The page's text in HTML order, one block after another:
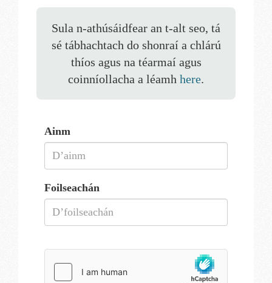
Sula n-athúsáidfear an t-alt seo, tá
sé tábhachtach do shonraí a chlárú
thíos agus na téarmaí agus
coinníollacha a léamh here.
Ainm
Foilseachán